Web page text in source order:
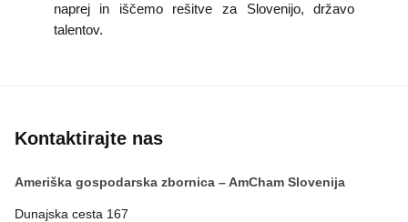
naprej in iščemo rešitve za Slovenijo, državo
talentov.
Kontaktirajte nas
Ameriška gospodarska zbornica – AmCham Slovenija
Dunajska cesta 167